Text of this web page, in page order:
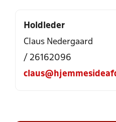
Holdleder
Claus Nedergaard
/ 26162096